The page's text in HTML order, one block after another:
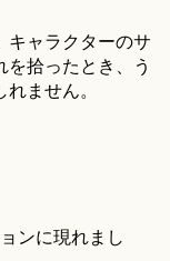
キャラクターのサ
拾ったとき、う
ません。
ンに現れまし